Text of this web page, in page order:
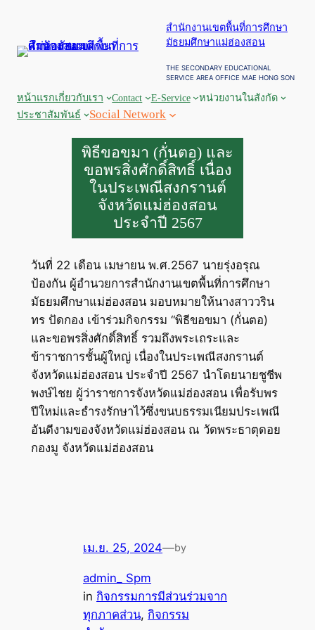
สำนักงานเขตพื้นที่การศึกษา
มัธยมศึกษาแม่ฮ่องสอน
THE SECONDARY EDUCATIONAL
SERVICE AREA OFFICE MAE HONG SON
หน้าแรกเกี่ยวกับเรา Contact E-Service
หน่วยงานในสังกัด
ประชาสัมพันธ์
Social Network
พิธีขอขมา (กั่นตอ) และ
ขอพรสิ่งศักดิ์สิทธิ์ เนื่อง
ในประเพณีสงกรานต์
จังหวัดแม่ฮ่องสอน
ประจำปี 2567
วันที่ 22 เดือน เมษายน พ.ศ.2567 นายรุ่งอรุณ
ป้องกัน ผู้อำนวยการสำนักงานเขตพื้นที่การศึกษา
มัธยมศึกษาแม่ฮ่องสอน มอบหมายให้นางสาววริน
ทร ปัดกอง เข้าร่วมกิจกรรม “พิธีขอขมา (กั่นตอ)
และขอพรสิ่งศักดิ์สิทธิ์ รวมถึงพระเถระและ
ข้าราชการชั้นผู้ใหญ่ เนื่องในประเพณีสงกรานต์
จังหวัดแม่ฮ่องสอน ประจำปี 2567 นำโดยนายชูชีพ
พงษ์ไชย ผู้ว่าราชการจังหวัดแม่ฮ่องสอน เพื่อรับพร
ปีใหม่และธำรงรักษาไว้ซึ่งขนบธรรมเนียมประเพณี
อันดีงามของจังหวัดแม่ฮ่องสอน ณ วัดพระธาตุดอย
กองมู จังหวัดแม่ฮ่องสอน
เม.ย. 25, 2024—by
admin_ Spm
in กิจกรรมการมีส่วนร่วมจาก
ทุกภาคส่วน, กิจกรรม